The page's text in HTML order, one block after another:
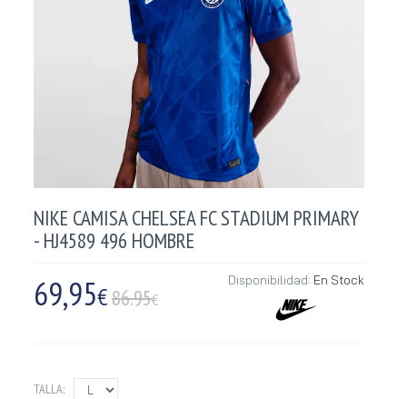
NIKE CAMISA CHELSEA FC STADIUM PRIMARY
- HJ4589 496 HOMBRE
69,95€86.95€
Disponibilidad: En Stock
TALLA: